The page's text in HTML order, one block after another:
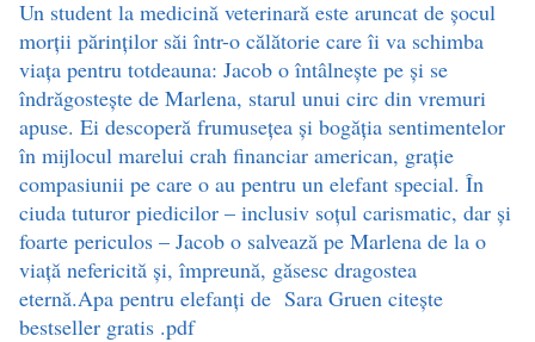
Un student la medicină veterinară este aruncat de șocul
morții părinților săi într-o călătorie care îi va schimba
viața pentru totdeauna: Jacob o întâlnește pe și se
îndrăgostește de Marlena, starul unui circ din vremuri
apuse. Ei descoperă frumusețea și bogăția sentimentelor
în mijlocul marelui crah financiar american, grație
compasiunii pe care o au pentru un elefant special. În
ciuda tuturor piedicilor – inclusiv soțul carismatic, dar și
foarte periculos – Jacob o salvează pe Marlena de la o
viață nefericită și, împreună, găsesc dragostea
eternă.Apa pentru elefanți de Sara Gruen citește
bestseller gratis .pdf